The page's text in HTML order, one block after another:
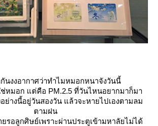
นงงอากาศว่าทำไมหมอกหนาจังวันนี้
ช่หมอก แต่คือ PM.2.5 ที่วันไหนอยากมาก็มา
างนี้อยู่วันสองวัน แล้วจะหายไปเองตามลม
ตามฝน
รอลูกศิษย์เพราะผ่านประตูเข้ามหาลัยไม่ได้